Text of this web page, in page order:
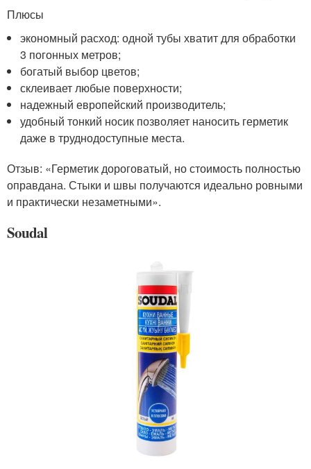
Плюсы
экономный расход: одной тубы хватит для обработки
3 погонных метров;
богатый выбор цветов;
склеивает любые поверхности;
надежный европейский производитель;
удобный тонкий носик позволяет наносить герметик
даже в труднодоступные места.
Отзыв: «Герметик дороговатый, но стоимость полностью
оправдана. Стыки и швы получаются идеально ровными
и практически незаметными».
Soudal